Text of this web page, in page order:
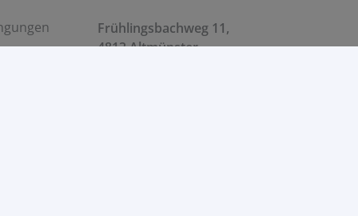
Frühlingsbachweg 11,
4813 Altmünster